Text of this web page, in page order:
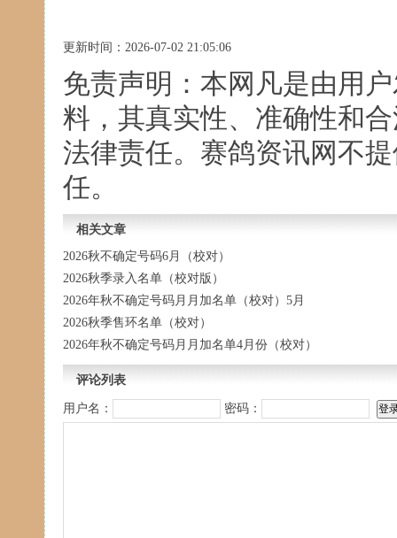
更新时间：2026-07-02 21:05:06
免责声明：本网凡是由用
料，其真实性、准确性和
法律责任。赛鸽资讯网不
任。
相关文章
2026秋不确定号码6月（校对）
2026秋季录入名单（校对版）
2026年秋不确定号码月月加名单（校对）5月
2026秋季售环名单（校对）
2026年秋不确定号码月月加名单4月份（校对）
评论列表
用户名： 密码：